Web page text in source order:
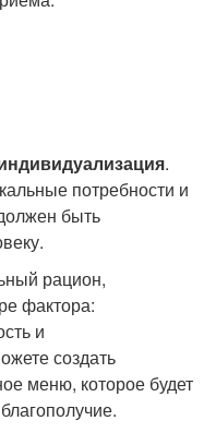
.
потребности и
быть
рацион,
фактора:
и
создать
меню, которое будет